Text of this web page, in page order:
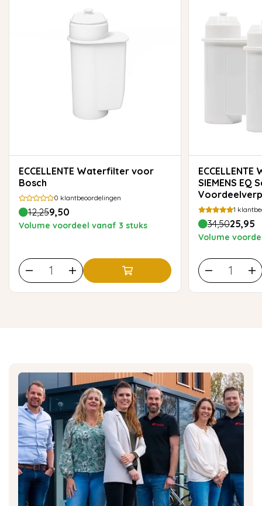
ECCELLENTE Waterfilter voor
Bosch
0 klantbeoordelingen
12,259,50
Volume voordeel vanaf 3 stuks
ECCELLENTE Waterfilter voor
SIEMENS EQ
1
34,5025,95
Volume